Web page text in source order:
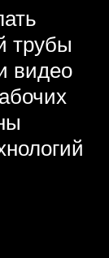
трубы
видео